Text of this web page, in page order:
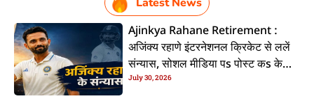
Ajinkya Rahane Retirement :
अजिंक्य रहाणे इंटरनेशनल क्रिकेट से ललें
संन्यास, सोशल मीडिया पs पोस्ट कs के
कइलें एलान
July 30, 2026